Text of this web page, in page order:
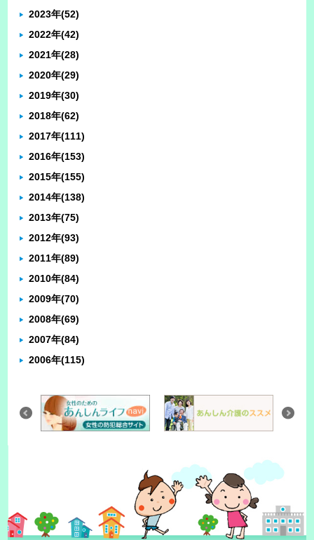
2023年(52)
2022年(42)
2021年(28)
2020年(29)
2019年(30)
2018年(62)
2017年(111)
2016年(153)
2015年(155)
2014年(138)
2013年(75)
2012年(93)
2011年(89)
2010年(84)
2009年(70)
2008年(69)
2007年(84)
2006年(115)